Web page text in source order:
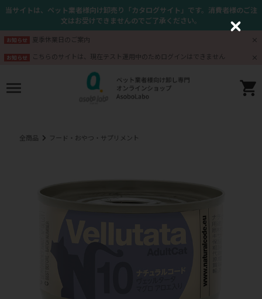
当サイトは、ペット業者様向け卸売り「カタログサイト」です。消費者様のご注
文はお受けできませんのでご了承ください。
お知らせ 夏季休業日のご案内
お知らせ こちらのサイトは、現在テスト運用中のためログインはできません
全商品 フード・おやつ・サプリメント
C